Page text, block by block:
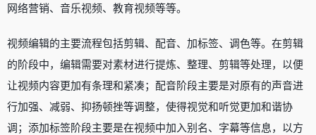
网络营销、音乐视频、教育视频等等。
视频编辑的主要流程包括剪辑、配音、加标签、调色等。在剪辑
的阶段中，编辑需要对素材进行提炼、整理、剪辑等处理，以便
让视频内容更加有条理和紧凑；配音阶段主要是对原有的声音进
行加强、减弱、抑扬顿挫等调整，使得视觉和听觉更加和谐协
调；添加标签阶段主要是在视频中加入别名、字幕等信息，以方